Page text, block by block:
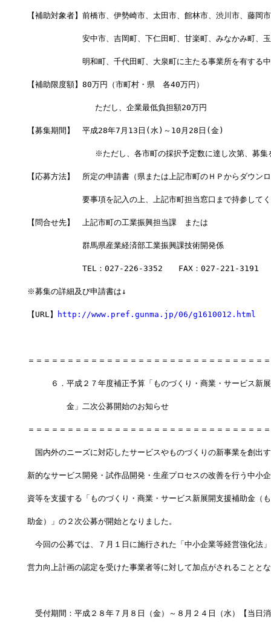
【補助対象者】前橋市、伊勢崎市、太田市、館林市、渋川市、藤岡
安中市、吉岡町、下仁田町、甘楽町、みなかみ町、玉
明和町、千代田町、大泉町に主たる事業所を有する中
【補助限度額】80万円（市町村・県　各40万円）
              ただし、企業最低負担額20万円
【募集期間】　平成28年7月13日(水)～10月28日(金)
※ただし、各市町の採択予定数に達し次第、募集
【応募方法】　所定の申請書（県または上記市町のＨＰからダウン
要事項を記入の上、上記市町担当窓口まで持参してく
【問合せ先】　上記市町の工業振興担当課　または
群馬県産業経済部工業振興課技術開発係
TEL：027-226-3352　　FAX：027-221-3191
※募集の詳細及び申請書は↓
【URL】 http://www.pref.gunma.jp/06/g1610012.html
＝＝＝＝＝＝＝＝＝＝＝＝＝＝＝＝＝＝＝＝＝＝＝＝＝＝＝＝＝＝
６．平成２７年度補正予算「ものづくり・商業・サービス新展
金」二次公募開始のお知らせ
＝＝＝＝＝＝＝＝＝＝＝＝＝＝＝＝＝＝＝＝＝＝＝＝＝＝＝＝＝＝
国内外のニーズに対応したサービスやものづくりの新事業を創出
新的なサービス開発・試作品開発・生産プロセスの改善を行う中小
資等を支援する「ものづくり・商業・サービス新展開支援補助金（
助金）」の２次公募が開始となりました。
今回の公募では、７月１日に施行された「中小企業等経営強化法
営力向上計画の認定を受けた事業者等に対して加点がされることと
受付期間：平成２８年７月８日（金）～８月２４日（水）【当日